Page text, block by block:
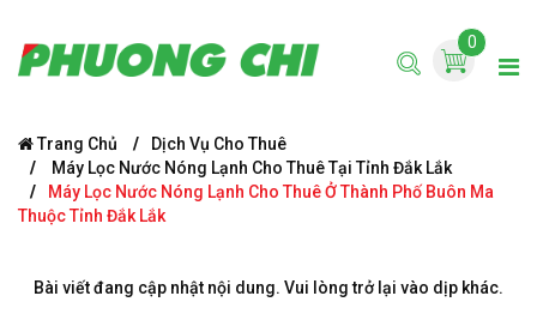
0
Trang Chủ
Dịch Vụ Cho Thuê
Máy Lọc Nước Nóng Lạnh Cho Thuê Tại Tỉnh Đắk Lắk
Máy Lọc Nước Nóng Lạnh Cho Thuê Ở Thành Phố Buôn Ma
Thuộc Tỉnh Đắk Lắk
Bài viết đang cập nhật nội dung. Vui lòng trở lại vào dịp khác.